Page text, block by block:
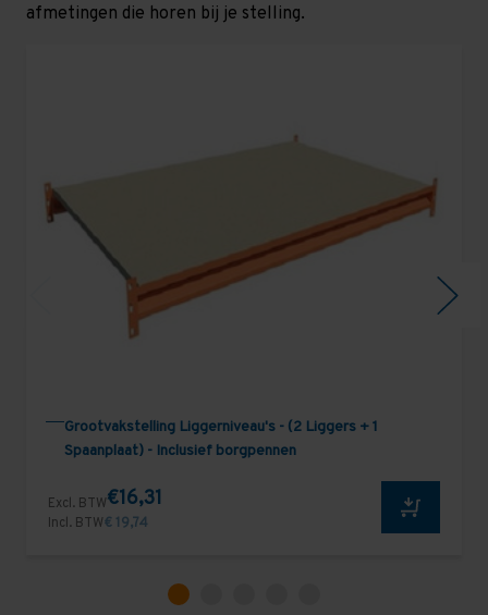
afmetingen die horen bij je stelling.
Grootvakstelling Liggerniveau's - (2 Liggers + 1
Spaanplaat) - Inclusief borgpennen
Excl. BTW€16,31
Incl. BTW€ 19,74